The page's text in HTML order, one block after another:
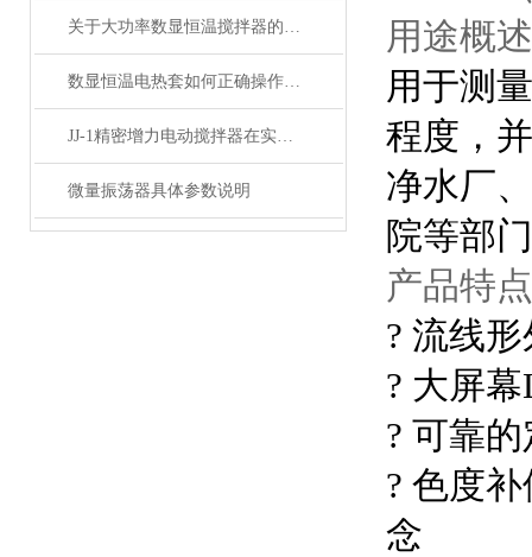
关于大功率数显恒温搅拌器的使用和维护事项你都知道多少
数显恒温电热套如何正确操作？这套方法你不得不知！
JJ-1精密增力电动搅拌器在实验室中的应用
微量振荡器具体参数说明
用途概
用于测
程度，
净水厂
院等部
产品特
? 流线
? 大屏
? 可靠
? 色度
念